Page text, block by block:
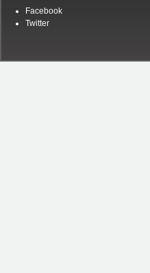
Facebook
Twitter